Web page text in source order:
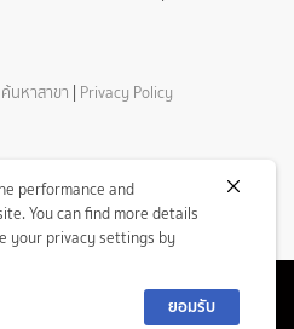
ค้นหาสาขา | Privacy Policy
Limited All Rights Reserved.
performance and
You can find more details
your privacy settings by
ยอมรับ